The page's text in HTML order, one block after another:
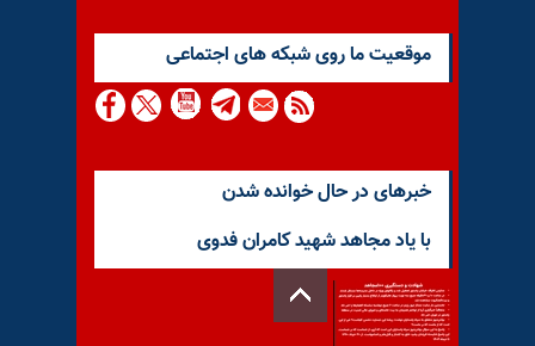
موقعيت ما روى شبكه هاى اجتماعى
خبرهای در حال خوانده شدن
با یاد مجاهد شهید کامران فدوی